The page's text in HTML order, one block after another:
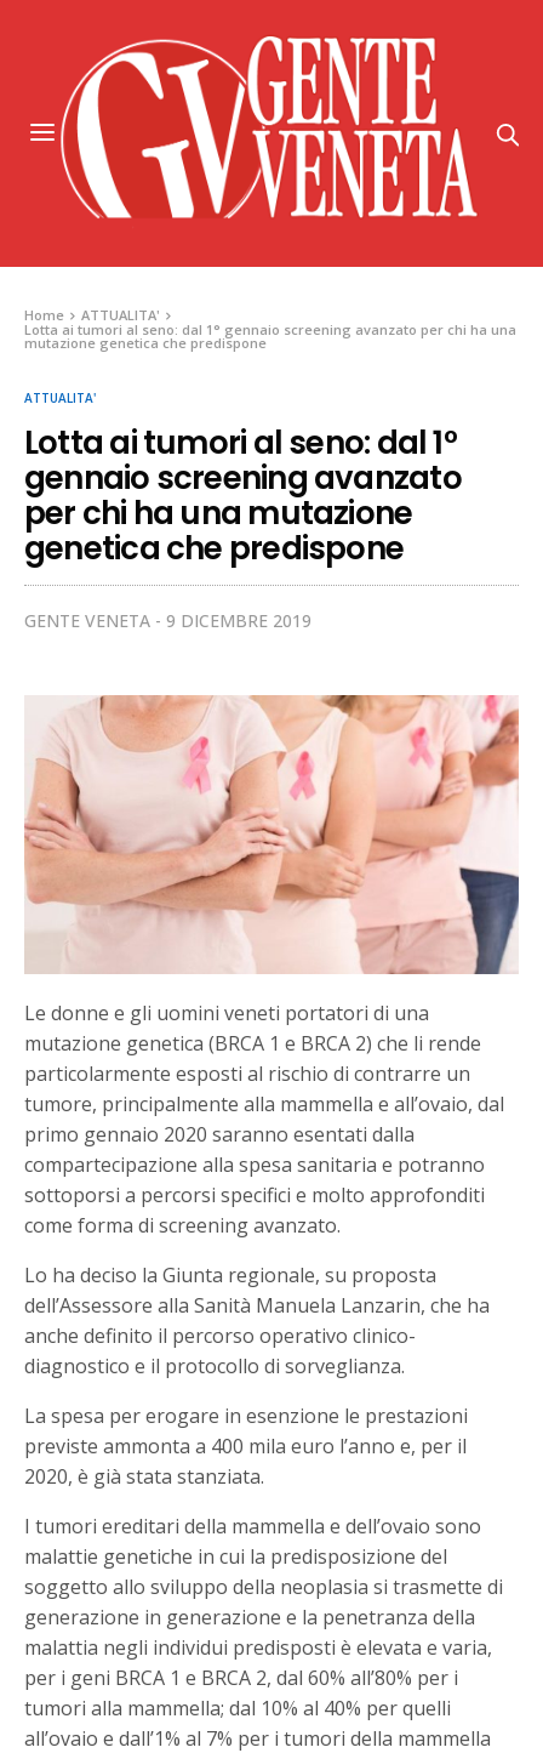
Home
ATTUALITA'
Lotta ai tumori al seno: dal 1° gennaio screening avanzato per chi ha una
mutazione genetica che predispone
ATTUALITA'
Lotta ai tumori al seno: dal 1°
gennaio screening avanzato
per chi ha una mutazione
genetica che predispone
GENTE VENETA 9 DICEMBRE 2019
Le donne e gli uomini veneti portatori di una
mutazione genetica (BRCA 1 e BRCA 2) che li rende
particolarmente esposti al rischio di contrarre un
tumore, principalmente alla mammella e all’ovaio, dal
primo gennaio 2020 saranno esentati dalla
compartecipazione alla spesa sanitaria e potranno
sottoporsi a percorsi specifici e molto approfonditi
come forma di screening avanzato.
Lo ha deciso la Giunta regionale, su proposta
dell’Assessore alla Sanità Manuela Lanzarin, che ha
anche definito il percorso operativo clinico-
diagnostico e il protocollo di sorveglianza.
La spesa per erogare in esenzione le prestazioni
previste ammonta a 400 mila euro l’anno e, per il
2020, è già stata stanziata.
I tumori ereditari della mammella e dell’ovaio sono
malattie genetiche in cui la predisposizione del
soggetto allo sviluppo della neoplasia si trasmette di
generazione in generazione e la penetranza della
malattia negli individui predisposti è elevata e varia,
per i geni BRCA 1 e BRCA 2, dal 60% all’80% per i
tumori alla mammella; dal 10% al 40% per quelli
all’ovaio e dall’1% al 7% per i tumori della mammella